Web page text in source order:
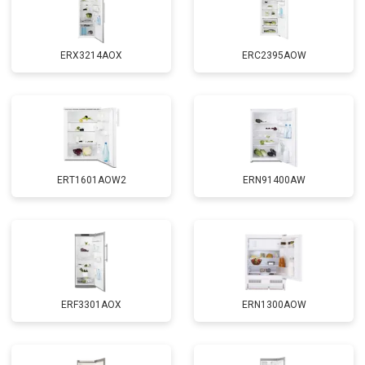
ERX3214AOX ERC2395AOW
ERT1601AOW2 ERN91400AW
ERF3301AOX ERN1300AOW